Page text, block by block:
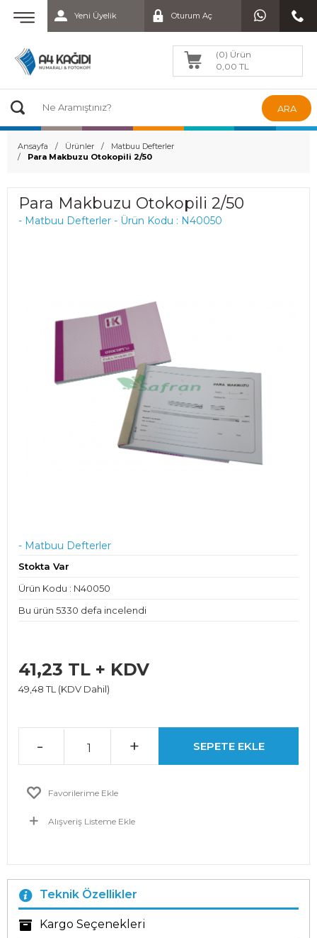
Yeni Üyelik Oturum Aç
(0) Ürün
0,00 TL
ARA
Ansayfa Ürünler
Matbuu Defterler
Para Makbuzu Otokopili 2/50
Para Makbuzu Otokopili 2/50
- Matbuu Defterler - Ürün Kodu : N40050
- Matbuu Defterler
Stokta Var
Ürün Kodu : N40050
Bu ürün 5330 defa incelendi
41,23 TL + KDV
49,48 TL (KDV Dahil)
- + SEPETE EKLE
Favorilerime Ekle
Alışveriş Listeme Ekle
Teknik Özellikler
Kargo Seçenekleri